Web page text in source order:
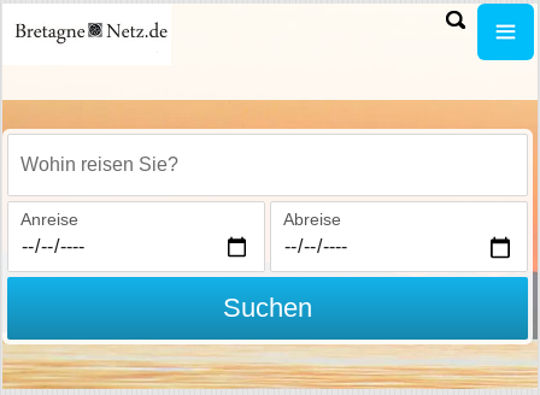
Wohin reisen Sie?
Anreise Abreise
Suchen